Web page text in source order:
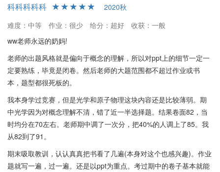
科科科科科
2020秋
难度：中等
作业：很少 给分：超好
收获：一般
ww老师永远的奶妈!
老师的出题风格就是偏向于概念的理解，所以对ppt上的细节一定一
定要熟练，毕竟是闭卷。然后老师的大题范围都不超过作业或书
本，题型都很死板的。
我本身学过竞赛，但是光学和原子物理这块内容还是比较薄弱。期
中光学因为对概念理解不清，错了近一半选择题。结果卷面82，当
时均分在70左右。老师期中调了一次分，把40%的人调上了85。我
从82到了91。
期末吸取教训，认认真真把书看了几遍(本身对这个也感兴趣)。作业
题就写一遍，过一遍。还是以ppt为重点。考过期中的卷子基本就能